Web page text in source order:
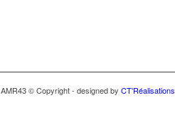
AMR43 © Copyright - designed by CT'Réalisations